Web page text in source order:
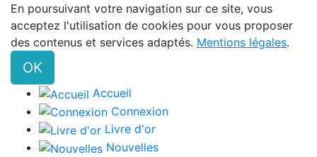
En poursuivant votre navigation sur ce site, vous
acceptez l'utilisation de cookies pour vous proposer
des contenus et services adaptés. Mentions légales.
OK
Accueil
Connexion
Livre d'or
Nouvelles